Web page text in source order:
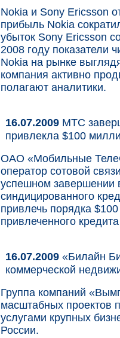
Nokia и Sony Ericsson
прибыль Nokia
убыток Sony Ericsson
2008 году показатели
Nokia на рынке
компания активно
полагают аналитики.
16.07.2009 МТС
привлекла $100
ОАО «Мобильные
оператор сотовой
успешном завершении
синдицированного
привлечь порядка
привлеченного
16.07.2009 «Билайн
коммерческой
Группа компаний
масштабных проектов
услугами крупных
России.